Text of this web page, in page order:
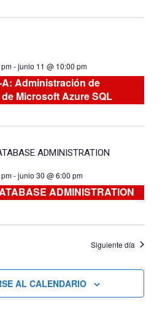
de
y
de
de
-junio 11 @ 10:00 pm
A: Administración de
Microsoft Azure SQL
-junio 30 @ 6:00 pm
ADMINISTRATION
Siguiente día
AL CALENDARIO